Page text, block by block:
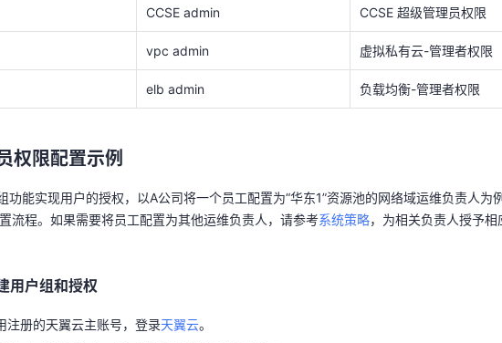
权限配置示例
功能实现用户的授权，以A公司将一个员工配置为“华东1”资源池的网络域运维负责人为
流程。如果需要将员工配置为其他运维负责人，请参考系统策略，为相关负责人授予
右上方的用户名，在下拉列表中选择“账号中心”。
栏选择“统一身份认证”。
户组”界面，输入“用户组名称”，单击“确定”，完成用户组创建。
CCSE admin CCSE 超级管理员权限
vpc admin 虚拟私有云-管理者权限
elb admin 负载均衡-管理者权限
权限配置示例
功能实现用户的授权，以A公司将一个员工配置为“华东1”资源池的网络域运维负责人为
流程。如果需要将员工配置为其他运维负责人，请参考系统策略，为相关负责人授予相
用户组和授权
注册的天翼云主账号，登录天翼云。